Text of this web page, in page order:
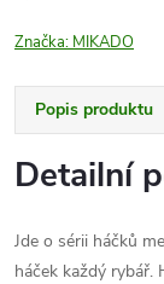
Značka: MIKADO
Popis produktu
Detailní
Jde o sérii háčků
háček každý rybář.